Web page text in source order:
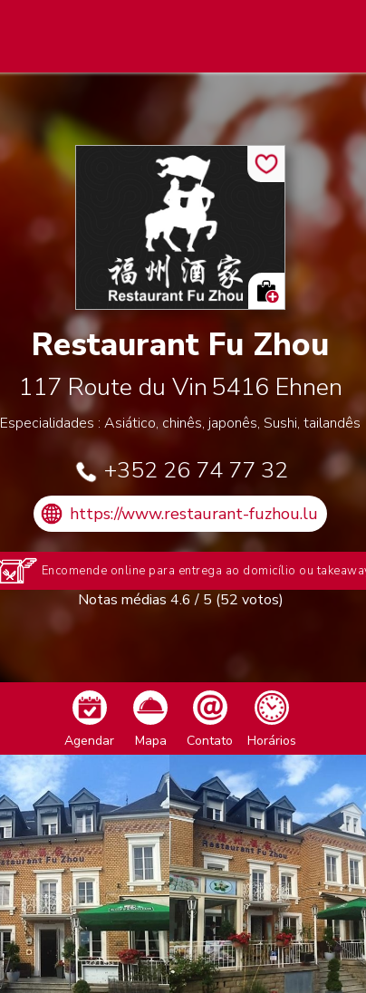
Restaurant Fu Zhou
117 Route du Vin 5416 Ehnen
Especialidades : Asiático, chinês, japonês, Sushi, tailandês
+352 26 74 77 32
https://www.restaurant-fuzhou.lu
Encomende online para entrega ao domicílio ou
Notas médias 4.6 / 5 (52 votos)
Agendar Mapa Contato Horários